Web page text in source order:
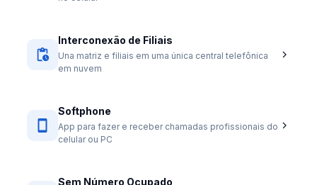
Interconexão de Filiais
Una matriz e filiais em uma única central telefônica
em nuvem
Softphone
App para fazer e receber chamadas profissionais do
celular ou PC
Sem Número Ocupado